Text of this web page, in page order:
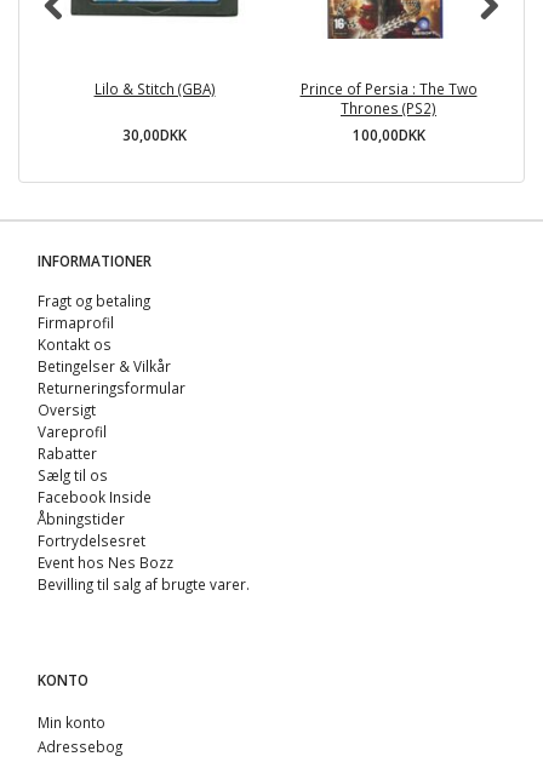
Lilo & Stitch (GBA)
30,00DKK
Prince of Persia : The Two
Thrones (PS2)
100,00DKK
INFORMATIONER
Fragt og betaling
Firmaprofil
Kontakt os
Betingelser & Vilkår
Returneringsformular
Oversigt
Vareprofil
Rabatter
Sælg til os
Facebook Inside
Åbningstider
Fortrydelsesret
Event hos Nes Bozz
Bevilling til salg af brugte varer.
KONTO
Min konto
Adressebog